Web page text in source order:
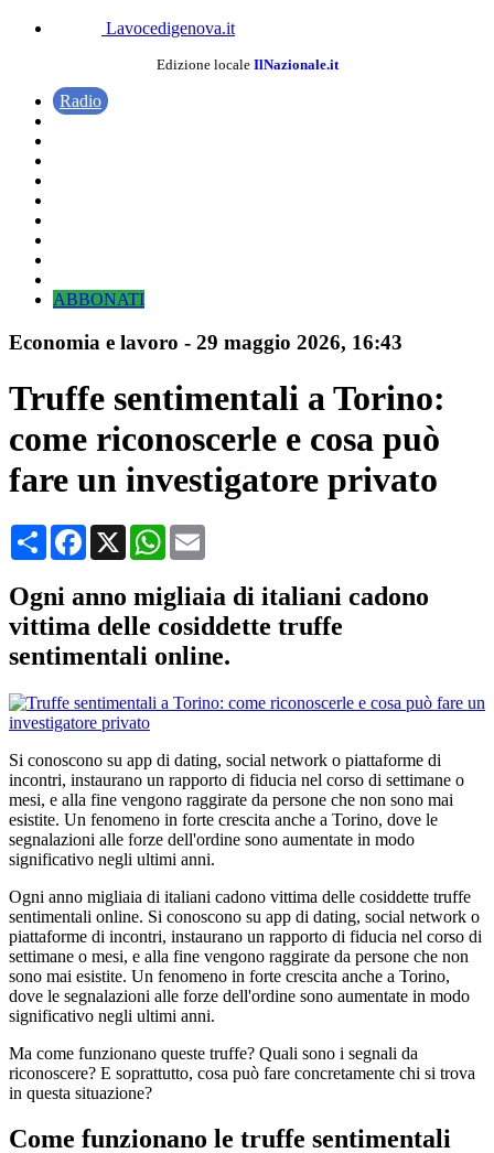
Lavocedigenova.it
Edizione locale IlNazionale.it
Radio
ABBONATI
Economia e lavoro - 29 maggio 2026, 16:43
Truffe sentimentali a Torino:
come riconoscerle e cosa può
fare un investigatore privato
CondividiFacebook
X WhatsApp
Ogni anno migliaia di italiani cadono
vittima delle cosiddette truffe
sentimentali online.
Si conoscono su app di dating, social network o piattaforme di
incontri, instaurano un rapporto di fiducia nel corso di settimane o
mesi, e alla fine vengono raggirate da persone che non sono mai
esistite. Un fenomeno in forte crescita anche a Torino, dove le
segnalazioni alle forze dell'ordine sono aumentate in modo
significativo negli ultimi anni.
Ogni anno migliaia di italiani cadono vittima delle cosiddette truffe
sentimentali online. Si conoscono su app di dating, social network o
piattaforme di incontri, instaurano un rapporto di fiducia nel corso di
settimane o mesi, e alla fine vengono raggirate da persone che non
sono mai esistite. Un fenomeno in forte crescita anche a Torino,
dove le segnalazioni alle forze dell'ordine sono aumentate in modo
significativo negli ultimi anni.
Ma come funzionano queste truffe? Quali sono i segnali da
riconoscere? E soprattutto, cosa può fare concretamente chi si trova
in questa situazione?
Come funzionano le truffe sentimentali